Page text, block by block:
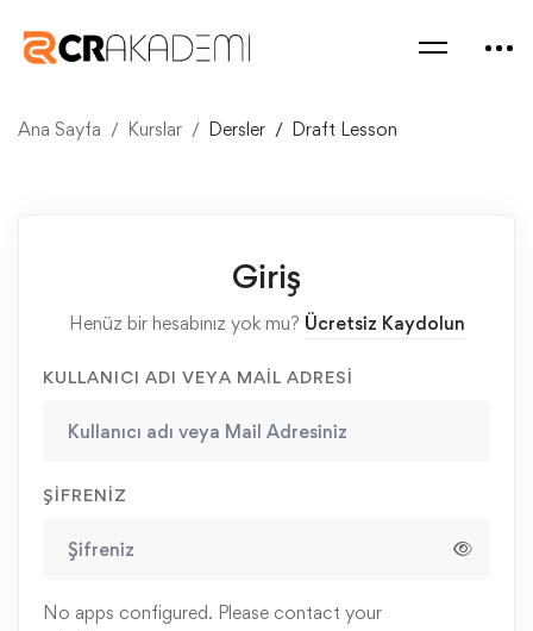
Ana Sayfa Kurslar Dersler Draft Lesson
Giriş
Henüz bir hesabınız yok mu? Ücretsiz Kaydolun
KULLANICI ADI VEYA MAIL ADRESI
ŞIFRENIZ
No apps configured. Please contact your